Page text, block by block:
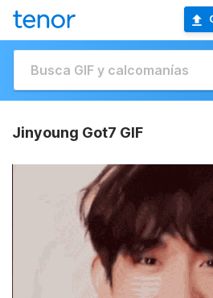
Jinyoung Got7 GIF